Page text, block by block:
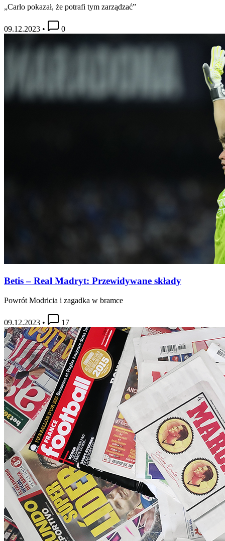
„Carlo pokazał, że potrafi tym zarządzać”
09.12.2023 • 0
Betis – Real Madryt: Przewidywane składy
Powrót Modricia i zagadka w bramce
09.12.2023 • 17